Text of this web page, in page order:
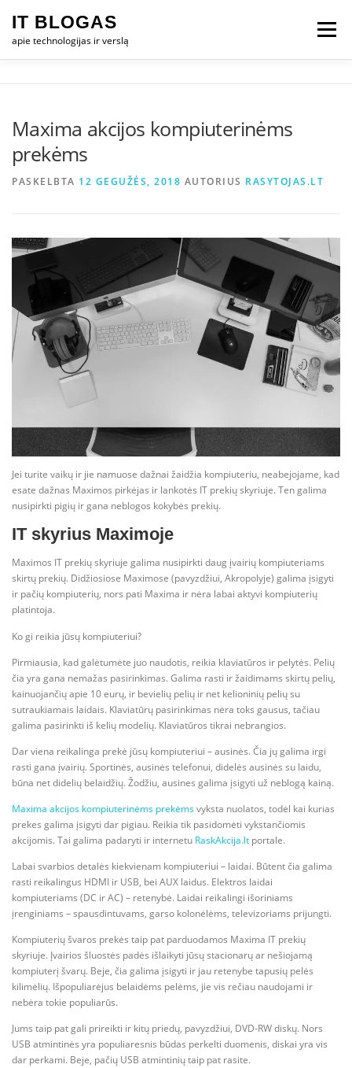
turinio
IT BLOGAS
apie technologijas ir verslą
Meniu
TECHNOLOGIJOS
Maxima akcijos kompiuterinėms
prekėms
PASKELBTA 12 GEGUŽĖS, 2018 AUTORIUS RASYTOJAS.LT
Jei turite vaikų ir jie namuose dažnai žaidžia kompiuteriu, neabejojame, kad
esate dažnas Maximos pirkėjas ir lankotės IT prekių skyriuje. Ten galima
nusipirkti pigių ir gana neblogos kokybės prekių.
IT skyrius Maximoje
Maximos IT prekių skyriuje galima nusipirkti daug įvairių kompiuteriams
skirtų prekių. Didžiosiose Maximose (pavyzdžiui, Akropolyje) galima įsigyti
ir pačių kompiuterių, nors pati Maxima ir nėra labai aktyvi kompiuterių
platintoja.
Ko gi reikia jūsų kompiuteriui?
Pirmiausia, kad galėtumėte juo naudotis, reikia klaviatūros ir pelytės. Pelių
čia yra gana nemažas pasirinkimas. Galima rasti ir žaidimams skirtų pelių,
kainuojančių apie 10 eurų, ir bevielių pelių ir net kelioninių pelių su
sutraukiamais laidais. Klaviatūrų pasirinkimas nėra toks gausus, tačiau
galima pasirinkti iš kelių modelių. Klaviatūros tikrai nebrangios.
Dar viena reikalinga prekė jūsų kompiuteriui – ausinės. Čia jų galima irgi
rasti gana įvairių. Sportinės, ausinės telefonui, didelės ausinės su laidu,
būna net didelių belaidžių. Žodžiu, ausines galima įsigyti už neblogą kainą.
Maxima akcijos kompiuterinėms prekėmsvyksta nuolatos, todėl kai kurias
prekes galima įsigyti dar pigiau. Reikia tik pasidomėti vykstančiomis
akcijomis. Tai galima padaryti ir internetu RaskAkcija.lt portale.
Labai svarbios detalės kiekvienam kompiuteriui – laidai. Būtent čia galima
rasti reikalingus HDMI ir USB, bei AUX laidus. Elektros laidai
kompiuteriams (DC ir AC) – retenybė. Laidai reikalingi išoriniams
įrenginiams – spausdintuvams, garso kolonėlėms, televizoriams prijungti.
Kompiuterių švaros prekės taip pat parduodamos Maxima IT prekių
skyriuje. Įvairios šluostės padės išlaikyti jūsų stacionarų ar nešiojamą
kompiuterį švarų. Beje, čia galima įsigyti ir jau retenybe tapusių pelės
kilimėlių. Išpopuliarėjus belaidėms pelėms, jie vis rečiau naudojami ir
nebėra tokie populiarūs.
Jums taip pat gali prireikti ir kitų priedų, pavyzdžiui, DVD-RW diskų. Nors
USB atmintinės yra populiaresnis būdas perkelti duomenis, diskai yra vis
dar perkami. Beje, pačių USB atmintinių taip pat rasite.